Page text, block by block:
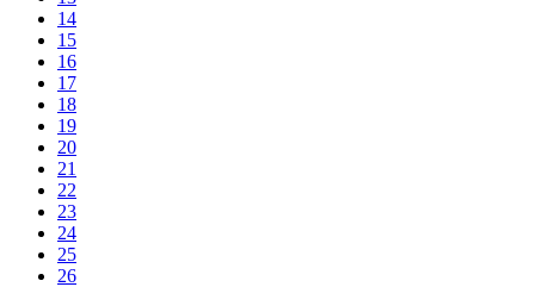
14
15
16
17
18
19
20
21
22
23
24
25
26